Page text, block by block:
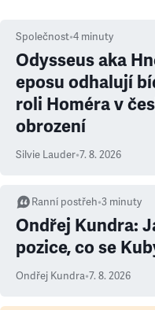
Společnost•4 minuty
Odysseus aka
eposu odhalují
roli Homéra v
obrození
Silvie Lauder•7. 8. 2026
Ranní postřeh•3 minuty
Ondřej Kundra:
pozice, co se
Ondřej Kundra•7. 8. 2026